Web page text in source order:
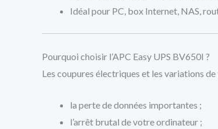
Idéal pour PC, box Internet, NAS,
Pourquoi choisir l’APC Easy UPS BV650I ?
Les coupures électriques et les variations
la perte de données importantes ;
l’arrêt brutal de votre ordinateur ;